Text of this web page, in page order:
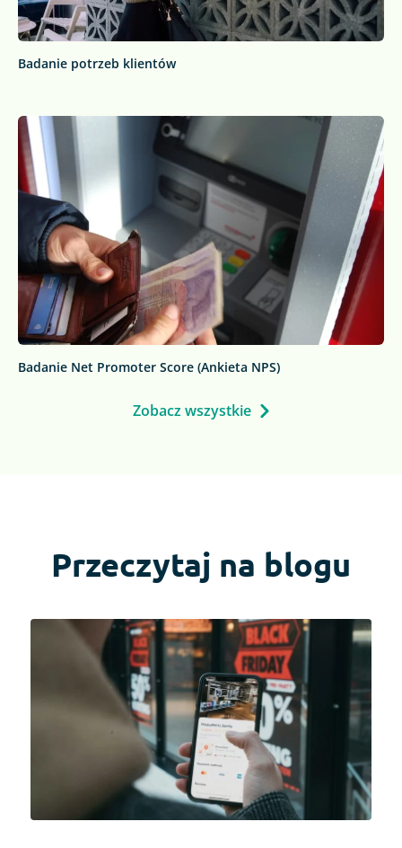
Badanie potrzeb klientów
Badanie Net Promoter Score (Ankieta NPS)
Zobacz wszystkie
Przeczytaj na blogu